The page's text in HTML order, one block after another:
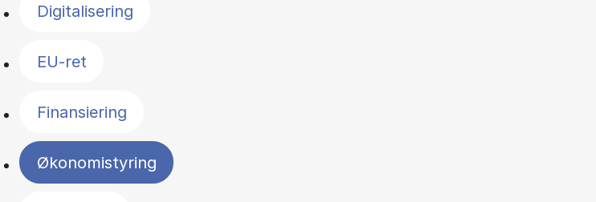
Digitalisering
EU-ret
Finansiering
Økonomistyring